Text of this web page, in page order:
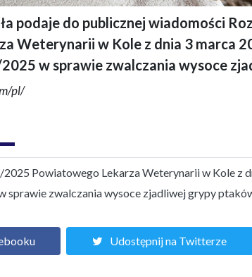
podaje do publicznej wiadomości
Weterynarii w Kole z dnia 3 marca
w sprawie zwalczania wysoce
pl/
Powiatowego Lekarza Weterynarii w Kole z
sprawie zwalczania wysoce zjadliwej grypy
Udostępnij na Twitterze